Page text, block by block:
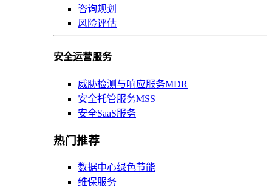
咨询规划
风险评估
安全运营服务
威胁检测与响应服务MDR
安全托管服务MSS
安全SaaS服务
热门推荐
数据中心绿色节能
维保服务